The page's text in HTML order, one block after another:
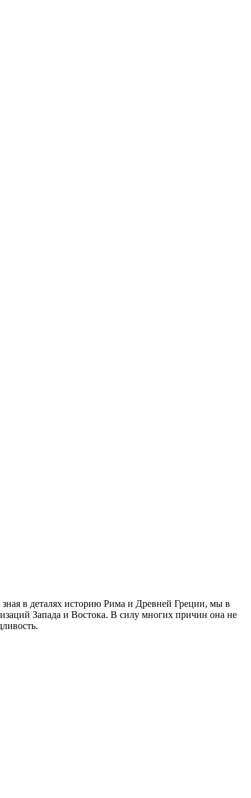
в деталях историю Рима и Древней Греции, мы в
Запада и Востока. В силу многих причин она не